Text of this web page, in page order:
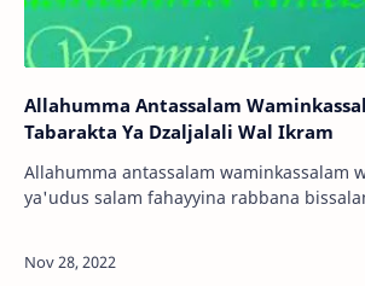
Allahumma Antassalam
Tabarakta Ya Dzaljalali Wal Ikram
Allahumma antassalam waminkassalam
ya'udus salam fahayyina rabbana